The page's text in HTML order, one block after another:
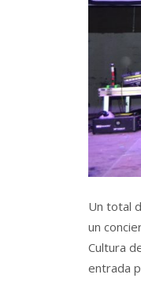
Un total
un
Cultura
entrada